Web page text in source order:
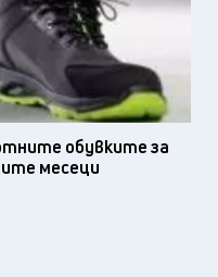
обувките за
месеци